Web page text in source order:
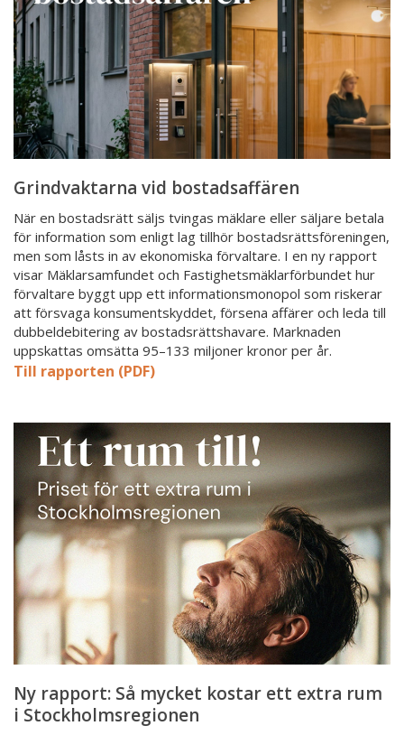
Grindvaktarna vid bostadsaffären
När en bostadsrätt säljs tvingas mäklare eller säljare betala
för information som enligt lag tillhör bostadsrättsföreningen,
men som låsts in av ekonomiska förvaltare. I en ny rapport
visar Mäklarsamfundet och Fastighetsmäklarförbundet hur
förvaltare byggt upp ett informationsmonopol som riskerar
att försvaga konsumentskyddet, försena affärer och leda till
dubbeldebitering av bostadsrättshavare. Marknaden
uppskattas omsätta 95–133 miljoner kronor per år.
Till rapporten (PDF)
Ny
rapport:
mycket
kostar
ett
extra
Stockholmsregionen
Ny rapport: Så mycket kostar ett extra rum
i Stockholmsregionen